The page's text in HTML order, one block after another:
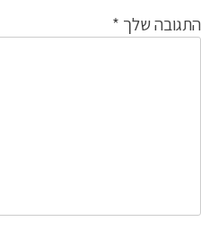
התגובה שלך *